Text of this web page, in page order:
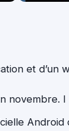
et d’un
novembre. I